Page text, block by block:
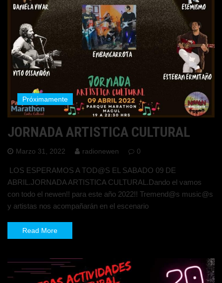
Próximamente
JORNADA ARTISTICA CULTURAL
Marzo 31, 2022 radionewen 0
LOS ESPERAMOS A TOD@S EL SABADO 09 DE
ABRIL.JORNADA ARTISTICA CULTURAL.Dando el vamos
con todo el newen!! para este año 2022!! Tremend@s music@s
y artistas nos acompañarán en el escenario
Read More